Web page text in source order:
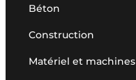
Béton
Construction
Matériel et machines